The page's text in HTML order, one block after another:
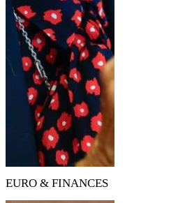
EURO & FINANCES